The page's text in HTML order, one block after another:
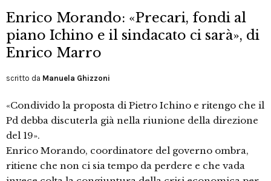
Enrico Morando: «Precari, fondi al
piano Ichino e il sindacato ci sarà», di
Enrico Marro
scritto da Manuela Ghizzoni
«Condivido la proposta di Pietro Ichino e ritengo che il
Pd debba discuterla già nella riunione della direzione
del 19».
Enrico Morando, coordinatore del governo ombra,
ritiene che non ci sia tempo da perdere e che vada